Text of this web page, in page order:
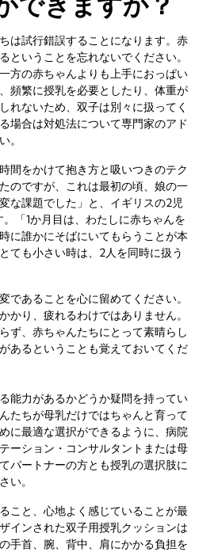
は試行錯誤することになります。赤
ということを忘れないでください。
方の赤ちゃんよりも上手におっぱい
頻繁に授乳を必要としたり、体重が
れないため、双子は別々に扱ってく
場合は対処法について専門家のアド
。
間をかけて抱き方と吸いつきのテク
のですが、これは最初の頃、娘の一
な課題でした」と、イギリスの2児
「1か月目は、わたしに赤ちゃんを
に誰かにそばにいてもらうことが本
ても小さい時は、2人を同時に扱う
であることを心に留めてください。
かり、疲れるわけではありません。
ず、赤ちゃんたちにとって素晴らし
あるということも覚えておいてくだ
能力があるかどうか疑問を持ってい
たちが母乳だけではちゃんと育って
に最適な選択ができるように、病院
ーション・コンサルタントまたは母
パートナーの方とも授乳の選択肢に
い。
こと、心地よく感じていることが最
インされた双子用授乳クッションは
手首、腕、背中、肩にかかる負担を